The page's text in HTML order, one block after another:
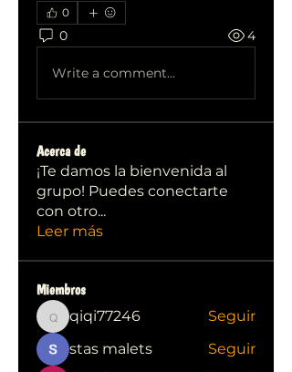
0
0 4
Write a comment...
Acerca de
¡Te damos la bienvenida al
grupo! Puedes conectarte
con otro...
Leer más
Miembros
qiqi77246
qiqi77246
Seguir
stas malets
Seguir